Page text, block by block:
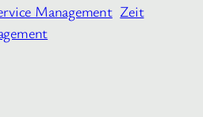
Management Zeit